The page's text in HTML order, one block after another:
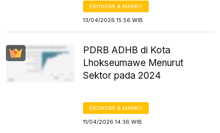
EKONOMI & MAKRO
13/04/2026 15:56 WIB
PDRB ADHB di Kota
Lhokseumawe Menurut
Sektor pada 2024
EKONOMI & MAKRO
11/04/2026 14:36 WIB